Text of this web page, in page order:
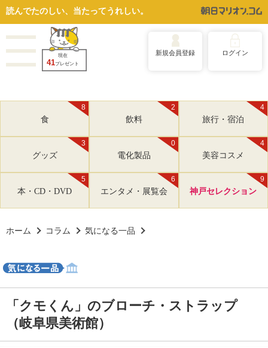
読んでたのしい、当たってうれしい。
現在
41プレゼント
新規会員登録 ログイン
8
食
2
飲料
4
旅行・宿泊
3
グッズ
0
電化製品
4
美容コスメ
5
本・CD・DVD
6
エンタメ・展覧会
9
神戸セレクション
ホーム コラム 気になる一品
「クモくん」のブローチ・ストラップ
（岐阜県美術館）